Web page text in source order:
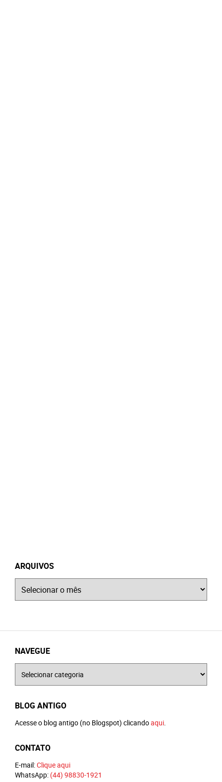
ARQUIVOS
NAVEGUE
BLOG ANTIGO
Acesse o blog antigo (no Blogspot) clicandoaqui.
CONTATO
E-mail:Clique aqui
WhatsApp: (44) 98830-1921